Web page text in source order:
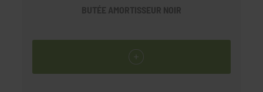
BUTÉE AMORTISSEUR NOIR